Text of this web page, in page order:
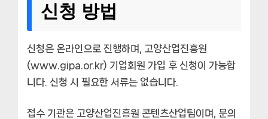
신청 방법
신청은 온라인으로 진행하며, 고양산업진흥원
(www.gipa.or.kr) 기업회원 가입 후 신청이 가능합
니다. 신청 시 필요한 서류는 없습니다.
접수 기관은 고양산업진흥원 콘텐츠산업팀이며, 문의